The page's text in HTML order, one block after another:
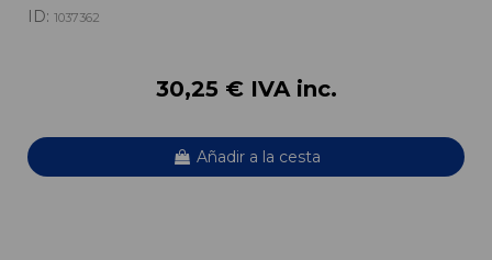
ID: 1037362
30,25 € IVA inc.
Añadir a la cesta